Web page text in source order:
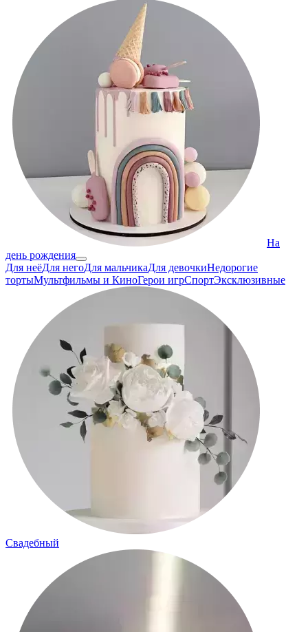
На
день рождения
Для неёДля негоДля мальчикаДля девочкиНедорогие
тортыМультфильмы и КиноГерои игрСпортЭксклюзивные
Свадебный